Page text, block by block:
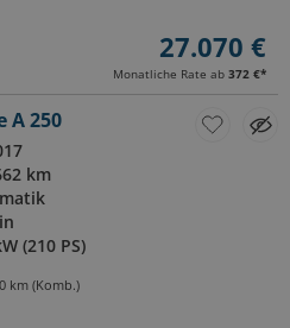
27.070 €
Monatliche Rate ab 372 €*
A 250
km
(210 PS)
km (Komb.)